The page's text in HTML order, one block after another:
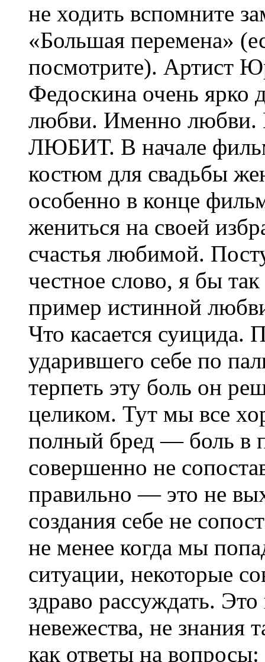
не ходить вспомните
«Большая перемена»
посмотрите). Артист
Федоскина очень ярко
любви. Именно любви.
ЛЮБИТ. В начале
костюм для свадьбы
особенно в конце
жениться на своей
счастья любимой.
честное слово, я бы
пример истинной
Что касается суицида.
ударившего себе по
терпеть эту боль он
целиком. Тут мы все
полный бред — боль в
совершенно не
правильно — это не
создания себе не
не менее когда мы
ситуации, некоторые
здраво рассуждать.
невежества, не знания
как ответы на вопросы: